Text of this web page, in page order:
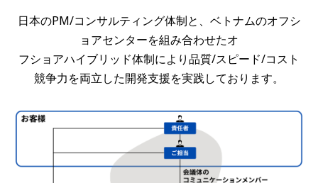
日本のPM/コンサルティング体制と、ベトナムのオフシ
ョアセンターを組み合わせたオ
フショアハイブリッド体制により品質/スピード/コスト
競争力を両立した開発支援を実践しております。